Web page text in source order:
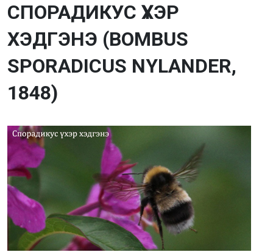
СПОРАДИКУС ҮХЭР
ХЭДГЭНЭ (BOMBUS
SPORADICUS NYLANDER,
1848)